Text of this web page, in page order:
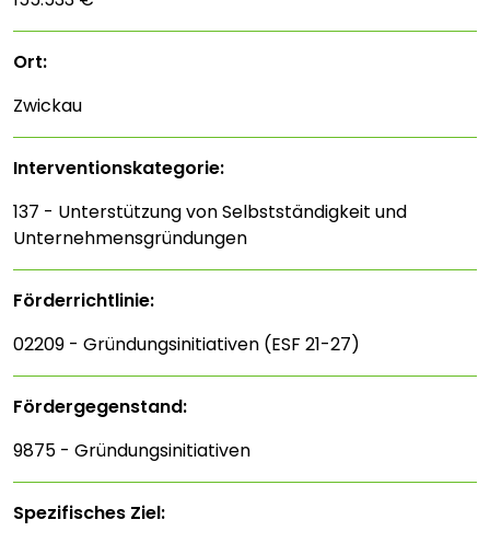
Ort:
Zwickau
Interventions­kategorie:
137 - Unterstützung von Selbstständigkeit und
Unternehmensgründungen
Förderrichtlinie:
02209 - Gründungsinitiativen (ESF 21-27)
Fördergegenstand:
9875 - Gründungsinitiativen
Spezifisches Ziel: